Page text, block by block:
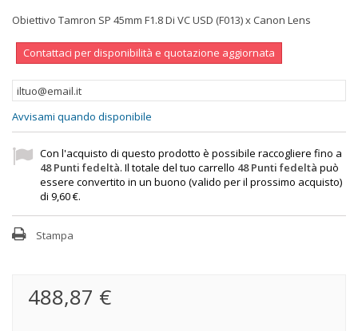
Obiettivo Tamron SP 45mm F1.8 Di VC USD (F013) x Canon Lens
Contattaci per disponibilità e quotazione aggiornata
Avvisami quando disponibile
Con l'acquisto di questo prodotto è possibile raccogliere fino a
48Punti fedeltà. Il totale del tuo carrello 48Punti fedeltà può
essere convertito in un buono (valido per il prossimo acquisto)
di 9,60 €.
Stampa
488,87 €